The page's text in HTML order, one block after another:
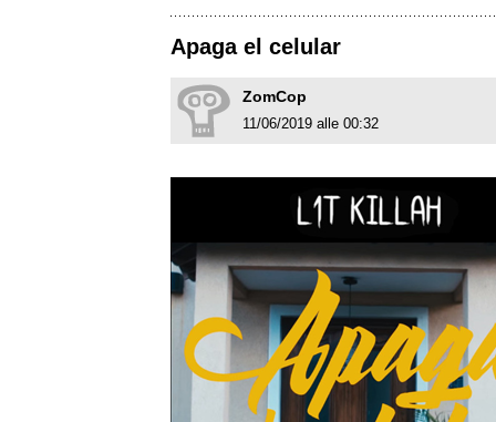
Apaga el celular
ZomCop
11/06/2019 alle 00:32